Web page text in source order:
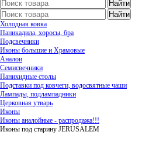
Холодная ковка
Паникадила, хоросы, бра
Подсвечники
Иконы большие и Храмовые
Аналои
Семисвечники
Панихидные столы
Подставки под ковчеги, водосвятные чаши
Лампады, подлампадники
Церковная утварь
Иконы
Иконы аналойные - распродажа!!!
Иконы под старину JERUSALEM